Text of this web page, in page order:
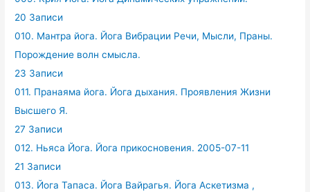
20 Записи
010. Мантра йога. Йога Вибрации Речи, Мысли, Праны.
Порождение волн смысла.
23 Записи
011. Пранаяма йога. Йога дыхания. Проявления Жизни
Высшего Я.
27 Записи
012. Ньяса Йога. Йога прикосновения. 2005-07-11
21 Записи
013. Йога Тапаса. Йога Вайрагья. Йога Аскетизма ,